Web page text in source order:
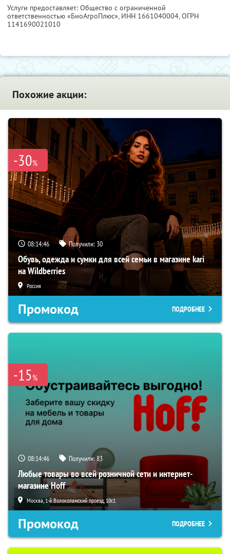
Услуги предоставляет: Общество с ограниченной
ответственностью «БиоАгроПлюс», ИНН 1661040004, ОГРН
1141690021010
Похожие акции:
-30%
08:14:45 Получили: 30
Обувь, одежда и сумки для всей семьи в магазине kari
на Wildberries
Россия
Промокод ПОДРОБНЕЕ
-15%
08:14:45 Получили:83
Любые товары во всей розничной сети и интернет-
магазине Hoff
Москва, 1-й Волоколамский проезд, 10с1
Промокод ПОДРОБНЕЕ